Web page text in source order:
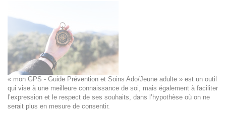
« mon GPS - Guide Prévention et Soins Ado/Jeune adulte » est un outil
qui vise à une meilleure connaissance de soi, mais également à faciliter
l’expression et le respect de ses souhaits, dans l’hypothèse où on ne
serait plus en mesure de consentir.